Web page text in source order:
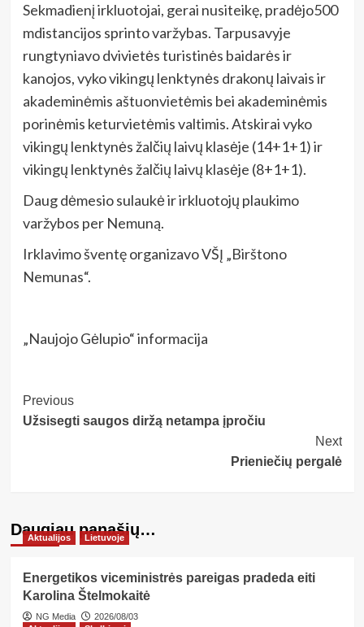
Sekmadienį irkluotojai, gerai nusiteikę, pradėjo500
mdistancijos sprinto varžybas. Tarpusavyje
rungtyniavo dvivietės turistinės baidarės ir
kanojos, vyko vikingų lenktynės drakonų laivais ir
akademinėmis aštuonvietėmis bei akademinėmis
porinėmis keturvietėmis valtimis. Atskirai vyko
vikingų lenktynės žalčių laivų klasėje (14+1+1) ir
vikingų lenktynės žalčių laivų klasėje (8+1+1).
Daug dėmesio sulaukė ir irkluotojų plaukimo
varžybos per Nemuną.
Irklavimo šventę organizavo VŠĮ „Birštono
Nemunas“.
„Naujojo Gėlupio“ informacija
Post
Navigation
Previous
Užsisegti saugos diržą netampa įpročiu
Next
Prieniečių pergalė
Daugiau panašių…
Aktualijos Lietuvoje
Energetikos viceministrės pareigas pradeda eiti
Karolina Štelmokaitė
NG Media
2026/08/03